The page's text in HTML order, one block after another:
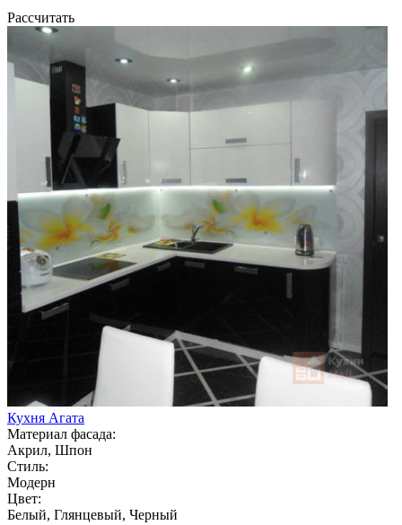
Рассчитать
Кухня Агата
Материал фасада:
Акрил, Шпон
Стиль:
Модерн
Цвет:
Белый, Глянцевый, Черный